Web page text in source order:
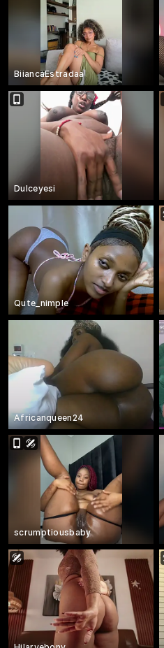
BiiancaEstradaa
Dulceyesi
Qute_nimple
Africanqueen24
scrumptiousbaby